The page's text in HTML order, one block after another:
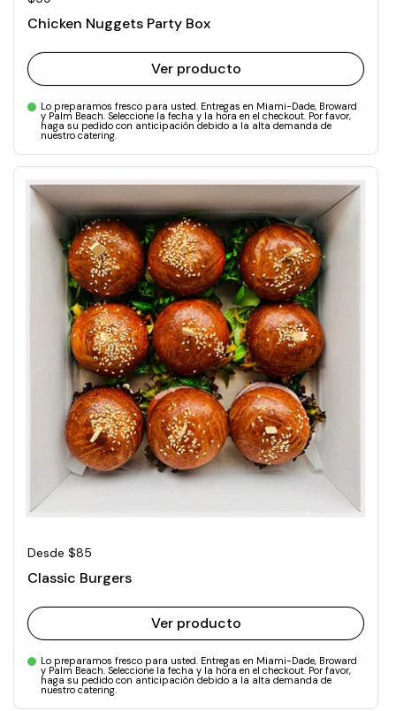
Chicken Nuggets Party Box
Ver producto
Lo preparamos fresco para usted. Entregas en Miami-Dade, Broward
y Palm Beach. Seleccione la fecha y la hora en el checkout. Por favor,
haga su pedido con anticipación debido a la alta demanda de
nuestro catering.
Precio normal
Desde $85
Classic Burgers
Ver producto
Lo preparamos fresco para usted. Entregas en Miami-Dade, Broward
y Palm Beach. Seleccione la fecha y la hora en el checkout. Por favor,
haga su pedido con anticipación debido a la alta demanda de
nuestro catering.